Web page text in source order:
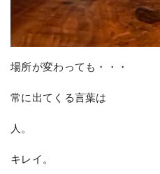
場所が変わっても・・・
常に出てくる言葉は
人。
キレイ。